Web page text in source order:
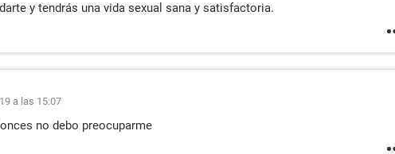
y tendrás una vida sexual sana y satisfactoria.
a las 15:07
no debo preocuparme